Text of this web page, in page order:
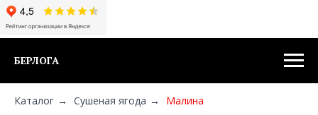
БЕРЛОГА
Каталог → Сушеная ягода → Малина